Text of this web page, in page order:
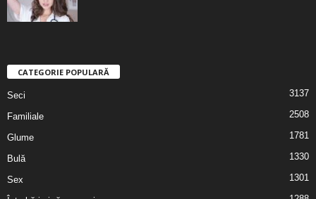
CATEGORIE POPULARĂ
Seci 3137
Familiale 2508
Glume 1781
Bulă 1330
Sex 1301